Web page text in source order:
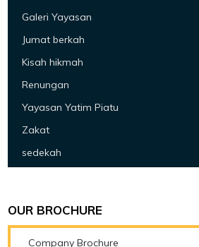
Galeri Yayasan
Jumat berkah
Kisah hikmah
Renungan
Yayasan Yatim Piatu
Zakat
sedekah
OUR BROCHURE
Company Brochure